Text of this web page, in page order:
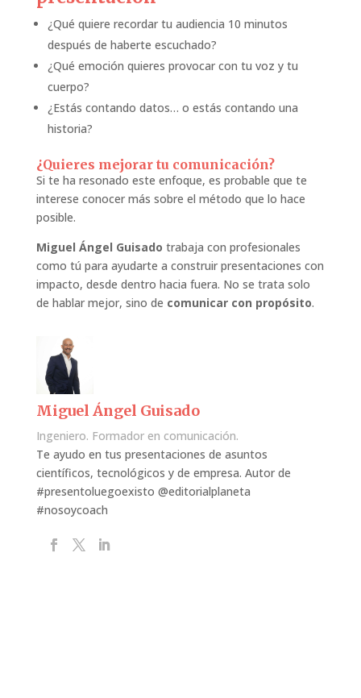
¿Qué quiere recordar tu audiencia 10 minutos
después de haberte escuchado?
¿Qué emoción quieres provocar con tu voz y tu
cuerpo?
¿Estás contando datos… o estás contando una
historia?
¿Quieres mejorar tu comunicación?
Si te ha resonado este enfoque, es probable que te
interese conocer más sobre el método que lo hace
posible.
Miguel Ángel Guisado trabaja con profesionales
como tú para ayudarte a construir presentaciones con
impacto, desde dentro hacia fuera. No se trata solo
de hablar mejor, sino de comunicar con propósito.
Miguel Ángel Guisado
Ingeniero. Formador en comunicación.
Te ayudo en tus presentaciones de asuntos
científicos, tecnológicos y de empresa. Autor de
#presentoluegoexisto @editorialplaneta
#nosoycoach